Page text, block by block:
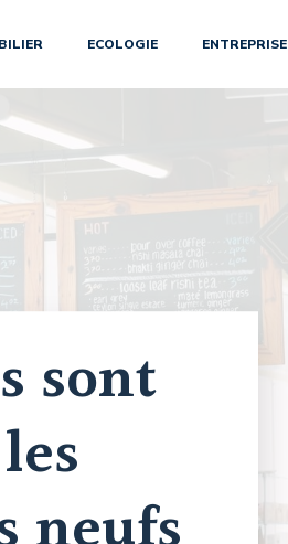
ECOLOGIE ENTREPRISE
sont